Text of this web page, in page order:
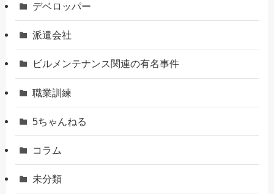
デベロッパー
派遣会社
ビルメンテナンス関連の有名事件
職業訓練
5ちゃんねる
コラム
未分類